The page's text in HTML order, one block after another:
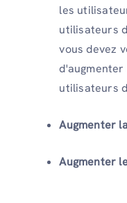
les
utilisateurs
vous devez
utilisateurs
Augmenter
Augmenter